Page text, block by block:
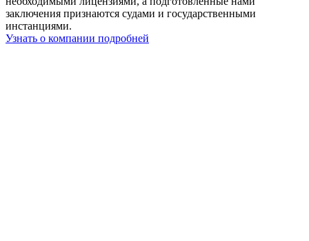
заключения признаются судами и государственными
инстанциями.
Узнать о компании подробней